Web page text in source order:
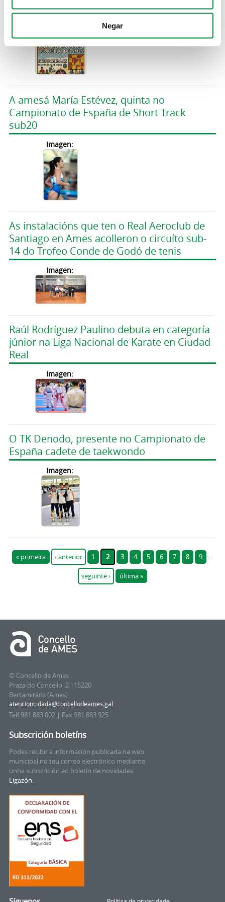
Negar
A amesá María Estévez, quinta no
Campionato de España de Short Track
sub20
Imagen:
As instalacións que ten o Real Aeroclub de
Santiago en Ames acolleron o circuíto sub-
14 do Trofeo Conde de Godó de tenis
Imagen:
Raúl Rodríguez Paulino debuta en categoría
júnior na Liga Nacional de Karate en Ciudad
Real
Imagen:
O TK Denodo, presente no Campionato de
España cadete de taekwondo
Imagen:
« primeira ‹ anterior 1 2 3 4 5 6 7 8 9 …
seguinte › última »
© Concello de Ames
Praza do Concello, 2 |15220
Bertamiráns (Ames)
Telf 981 883 002 | Fax 981 883 925
Subscrición boletíns
Podes recibir a información publicada na web
municipal no teu correo electrónico mediante
unha subscrición ao boletín de novidades.
Ligazón.